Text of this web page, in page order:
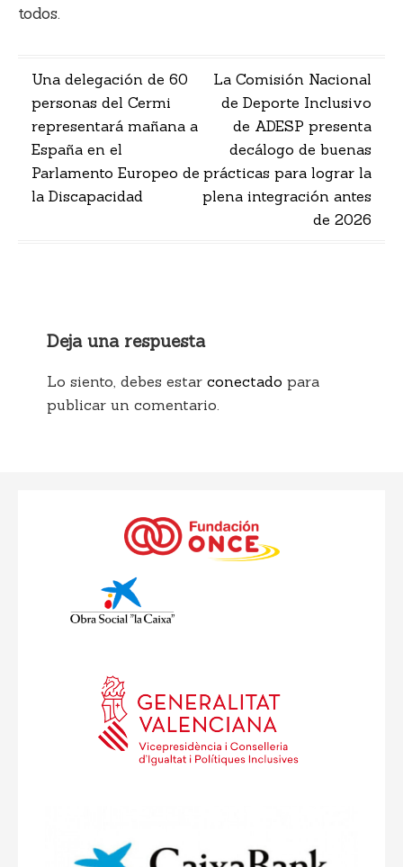
todos.
Navegación
de
entradas
Una delegación de 60
personas del Cermi
representará mañana a
España en el
Parlamento Europeo de
la Discapacidad
La Comisión Nacional
de Deporte Inclusivo
de ADESP presenta
decálogo de buenas
prácticas para lograr la
plena integración antes
de 2026
Deja una respuesta
Lo siento, debes estar conectado para
publicar un comentario.